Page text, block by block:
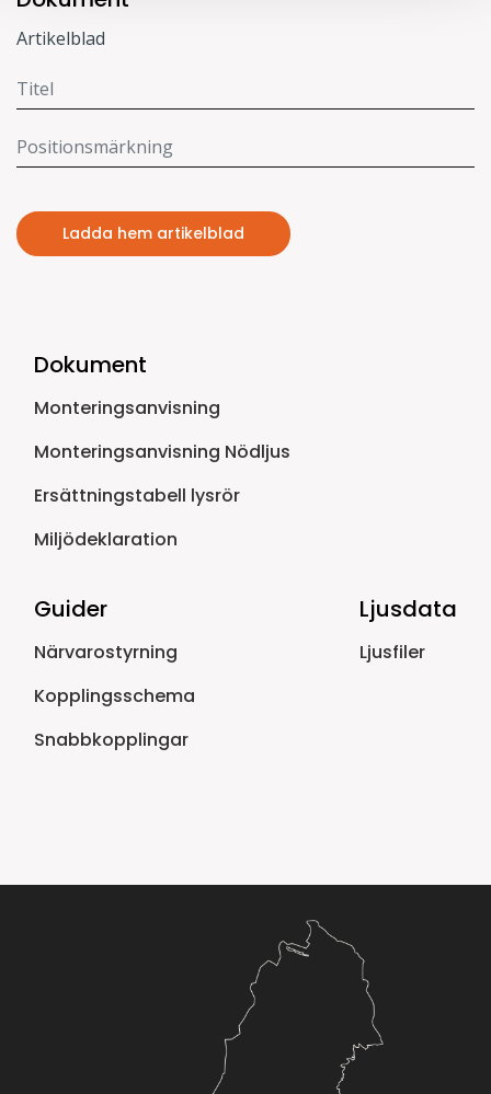
Artikelblad
Ladda hem artikelblad
Dokument
Monteringsanvisning
Monteringsanvisning Nödljus
Ersättningstabell lysrör
Miljödeklaration
Guider
Närvarostyrning
Kopplingsschema
Snabbkopplingar
Ljusdata
Ljusfiler